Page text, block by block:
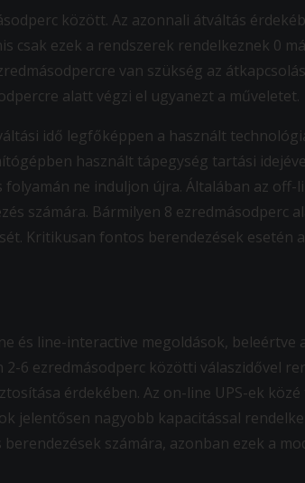
között. Az azonnali átváltás
csak ezek a rendszerek rendelkeznek 0
van szükség az
alatt végzi el ugyanezt a műveletet.
idő legfőképpen a használt
használt tápegység tartási
folyamán ne induljon újra. Általában az
számára. Bármilyen 8 ezredmásodperc
Kritikusan fontos berendezések esetén
és line-interactive megoldások, beleértve
2-6 ezredmásodperc közötti válaszidővel
érdekében. Az on-line UPS-ek
jelentősen nagyobb kapacitással
számára, azonban ezek a